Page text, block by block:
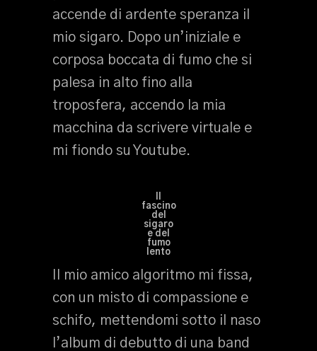
accende di ardente speranza il
mio sigaro. Dopo un’iniziale e
corposa boccata di fumo che si
palesa in alto fino alla
troposfera, accendo la mia
macchina da scrivere virtuale e
mi fiondo su Youtube.
fascino
del
sigaro
e del
fumo
lento
Il mio amico algoritmo mi fissa,
con un misto di compassione e
schifo, mettendomi sotto il naso
l’album di debutto di una band